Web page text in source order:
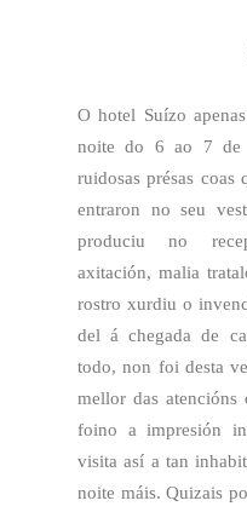
O hotel Suízo
noite do 6 ao 7 de
ruidosas présas coas
entraron no seu
produciu no
axitación, malia
rostro xurdiu o
del á chegada de
todo, non foi desta
mellor das atencións
foino a impresión
visita así a tan
noite máis. Quizais